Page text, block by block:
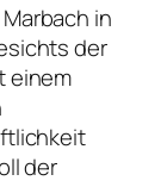
in
der
einem
der